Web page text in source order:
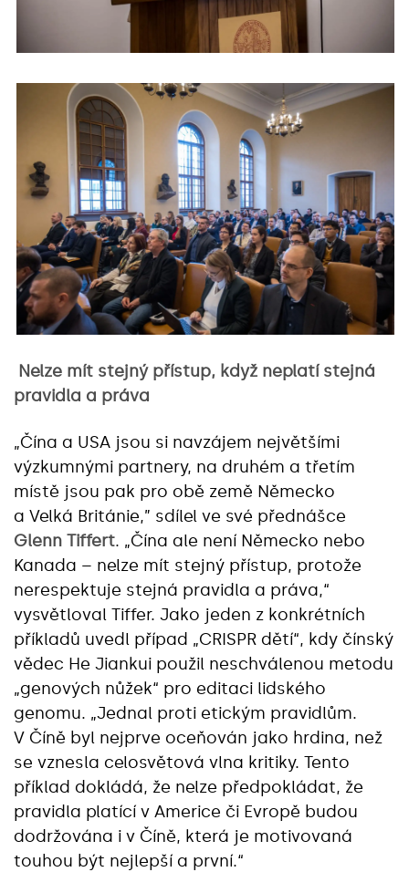
Nelze mít stejný přístup, když neplatí stejná
pravidla a práva
„Čína a USA jsou si navzájem největšími
výzkumnými partnery, na druhém a třetím
místě jsou pak pro obě země Německo
a Velká Británie,” sdílel ve své přednášce
Glenn Tiffert. „Čína ale není Německo nebo
Kanada – nelze mít stejný přístup, protože
nerespektuje stejná pravidla a práva,“
vysvětloval Tiffer. Jako jeden z konkrétních
příkladů uvedl případ „CRISPR dětí“, kdy čínský
vědec He Jiankui použil neschválenou metodu
„genových nůžek“ pro editaci lidského
genomu. „Jednal proti etickým pravidlům.
V Číně byl nejprve oceňován jako hrdina, než
se vznesla celosvětová vlna kritiky. Tento
příklad dokládá, že nelze předpokládat, že
pravidla platící v Americe či Evropě budou
dodržována i v Číně, která je motivovaná
touhou být nejlepší a první.“